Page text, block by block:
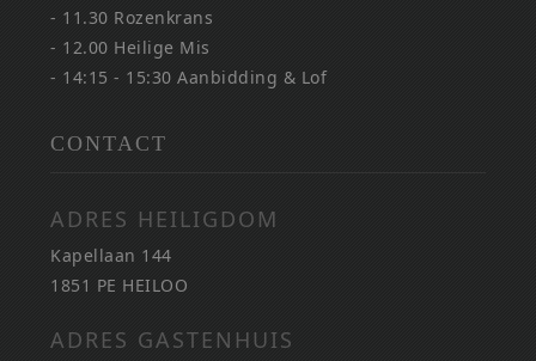
- 11.30 Rozenkrans
- 12.00 Heilige Mis
- 14:15 - 15:30 Aanbidding & Lof
CONTACT
ADRES HEILIGDOM
Kapellaan 144
1851 PE HEILOO
ADRES GASTENHUIS